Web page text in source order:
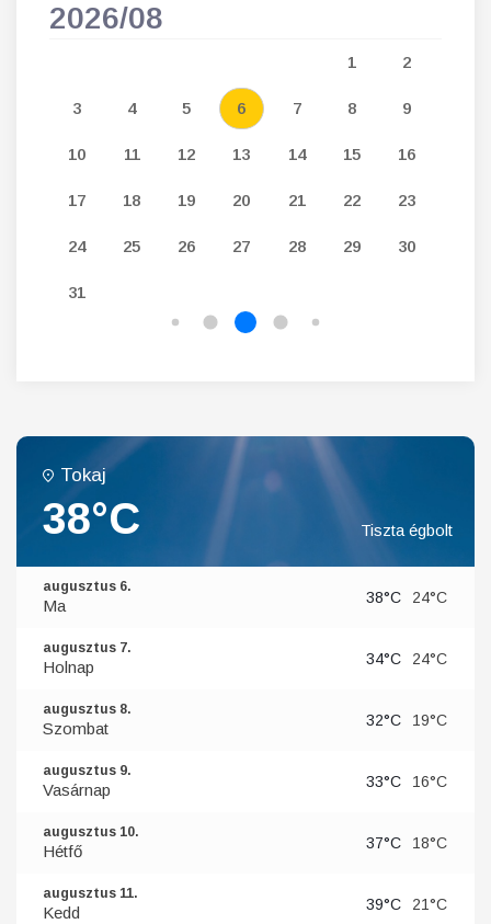
2026/08
1 2
3 4 5 6 7 8 9
10 11 12 13 14 15 16
17 18 19 20 21 22 23
24 25 26 27 28 29 30
31
Tokaj
38°C Tiszta égbolt
augusztus 6.
Ma 38°C 24°C
augusztus 7.
Holnap 34°C 24°C
augusztus 8.
Szombat 32°C 19°C
augusztus 9.
Vasárnap 33°C 16°C
augusztus 10.
Hétfő 37°C 18°C
augusztus 11.
Kedd 39°C 21°C